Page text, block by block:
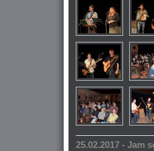
25.02.2017 - Jam